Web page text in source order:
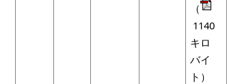
（
1140
キロ
バイ
ト）